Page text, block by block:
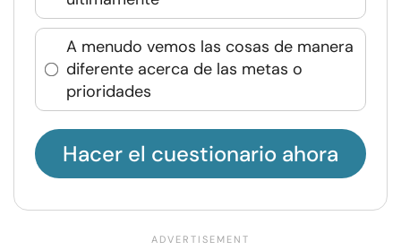
A menudo vemos las cosas de manera
diferente acerca de las metas o
prioridades
Hacer el cuestionario ahora